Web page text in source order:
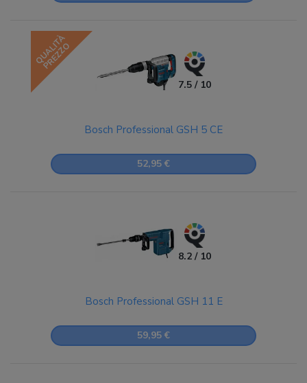
QUALITÀ
PREZZO
7.5 / 10
Bosch Professional GSH 5 CE
52,95 €
8.2 / 10
Bosch Professional GSH 11 E
59,95 €